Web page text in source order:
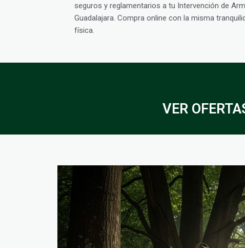
seguros y reglamentarios a tu Intervención de
Guadalajara. Compra online con la misma
física.
VER